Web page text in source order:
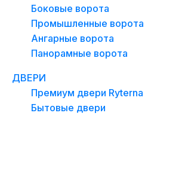
Боковые ворота
Промышленные ворота
Ангарные ворота
Панорамные ворота
ДВЕРИ
Премиум двери Ryterna
Бытовые двери